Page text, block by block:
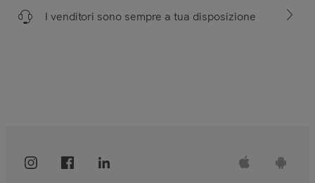
I venditori sono sempre a tua disposizione